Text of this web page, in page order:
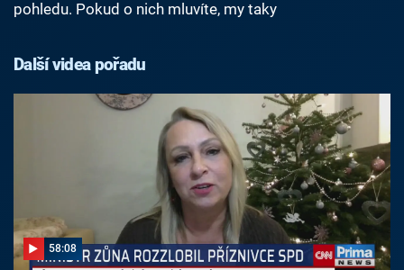
pohledu. Pokud o nich mluvíte, my taky
Další videa pořadu
58:08